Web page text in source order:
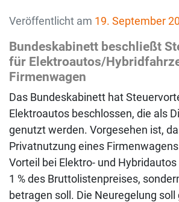
Veröffentlicht am 19. September
Bundeskabinett beschließt
für Elektroautos/
Firmenwagen
Das Bundeskabinett hat
Elektroautos beschlossen, die als
genutzt werden. Vorgesehen ist,
Privatnutzung eines
Vorteil bei Elektro- und
1 % des Bruttolistenpreises,
betragen soll. Die Neuregelung